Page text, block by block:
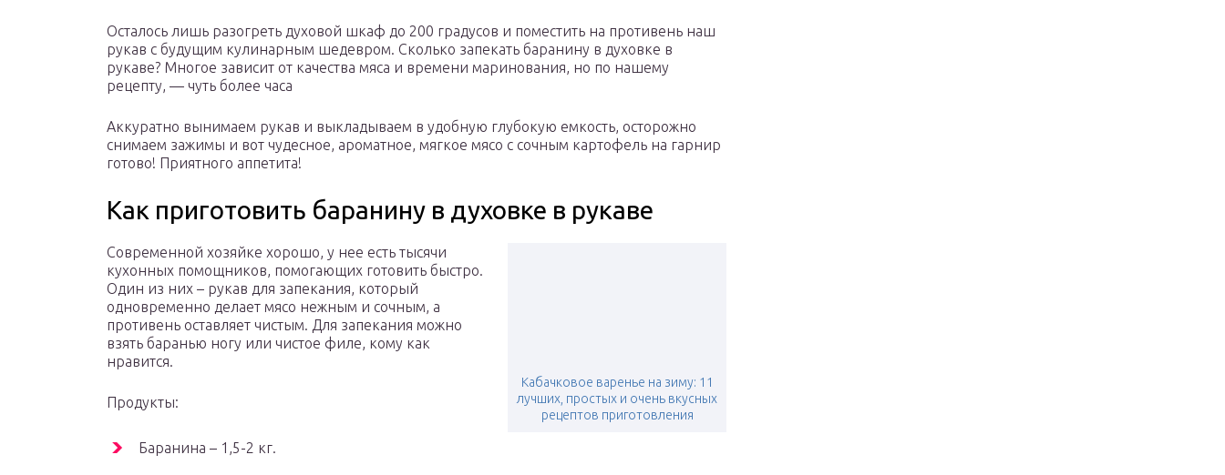
Осталось лишь разогреть духовой шкаф до 200 градусов и поместить на противень наш
рукав с будущим кулинарным шедевром. Сколько запекать баранину в духовке в
рукаве? Многое зависит от качества мяса и времени маринования, но по нашему
рецепту, — чуть более часа
Аккуратно вынимаем рукав и выкладываем в удобную глубокую емкость, осторожно
снимаем зажимы и вот чудесное, ароматное, мягкое мясо с сочным картофель на гарнир
готово! Приятного аппетита!
Как приготовить баранину в духовке в рукаве
Кабачковое варенье на зиму: 11
лучших, простых и очень вкусных
рецептов приготовления
Современной хозяйке хорошо, у нее есть тысячи
кухонных помощников, помогающих готовить быстро.
Один из них – рукав для запекания, который
одновременно делает мясо нежным и сочным, а
противень оставляет чистым. Для запекания можно
взять баранью ногу или чистое филе, кому как
нравится.
Продукты:
Баранина – 1,5-2 кг.